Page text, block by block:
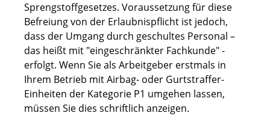
Sprengstoffgesetzes. Voraussetzung für diese
Befreiung von der Erlaubnispflicht ist jedoch,
dass der Umgang durch geschultes Personal –
das heißt mit "eingeschränkter Fachkunde" -
erfolgt. Wenn Sie als Arbeitgeber erstmals in
Ihrem Betrieb mit Airbag- oder Gurtstraffer-
Einheiten der Kategorie P1 umgehen lassen,
müssen Sie dies schriftlich anzeigen.